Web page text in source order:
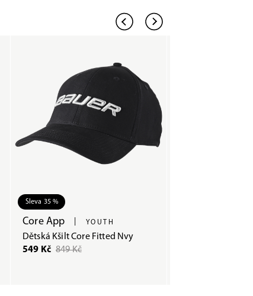
Sleva 35 %
Core App YOUTH
Dětská Kšilt Core Fitted Nvy
549 Kč 849 Kč